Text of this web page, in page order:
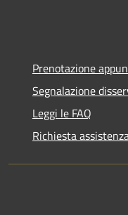
Prenotazione
Segnalazione
Leggi le FAQ
Richiesta